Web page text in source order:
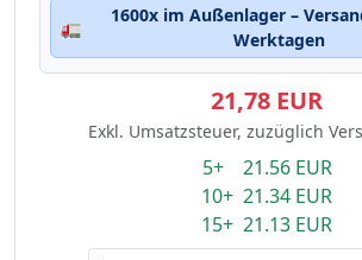
🚛
1600x im Außenlager –
Werktagen
21,78 EUR
Exkl. Umsatzsteuer, zuzüglich
5+ 21.56 EUR
10+ 21.34 EUR
15+ 21.13 EUR